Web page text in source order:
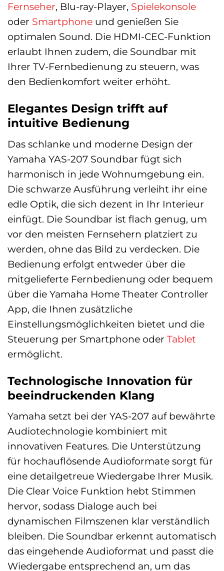
Fernseher, Blu-ray-Player, Spielekonsole
oder Smartphone und genießen Sie
optimalen Sound. Die HDMI-CEC-Funktion
erlaubt Ihnen zudem, die Soundbar mit
Ihrer TV-Fernbedienung zu steuern, was
den Bedienkomfort weiter erhöht.
Elegantes Design trifft auf
intuitive Bedienung
Das schlanke und moderne Design der
Yamaha YAS-207 Soundbar fügt sich
harmonisch in jede Wohnumgebung ein.
Die schwarze Ausführung verleiht ihr eine
edle Optik, die sich dezent in Ihr Interieur
einfügt. Die Soundbar ist flach genug, um
vor den meisten Fernsehern platziert zu
werden, ohne das Bild zu verdecken. Die
Bedienung erfolgt entweder über die
mitgelieferte Fernbedienung oder bequem
über die Yamaha Home Theater Controller
App, die Ihnen zusätzliche
Einstellungsmöglichkeiten bietet und die
Steuerung per Smartphone oder Tablet
ermöglicht.
Technologische Innovation für
beeindruckenden Klang
Yamaha setzt bei der YAS-207 auf bewährte
Audiotechnologie kombiniert mit
innovativen Features. Die Unterstützung
für hochauflösende Audioformate sorgt für
eine detailgetreue Wiedergabe Ihrer Musik.
Die Clear Voice Funktion hebt Stimmen
hervor, sodass Dialoge auch bei
dynamischen Filmszenen klar verständlich
bleiben. Die Soundbar erkennt automatisch
das eingehende Audioformat und passt die
Wiedergabe entsprechend an, um das